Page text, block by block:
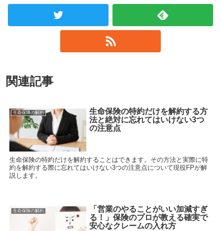
関連記事
生命保険の解約
生命保険の特約だけを解約する方
法と絶対に忘れてはいけない3つ
の注意点
生命保険の特約だけを解約することはできます。その方法と実際に特
約を解約する際に忘れてはいけない3つの注意点について現役FPが解
説します。
生命保険の解約
「営業のやることがいい加減すぎ
る！」保険のプロが教える確実で
安心なクレームの入れ方